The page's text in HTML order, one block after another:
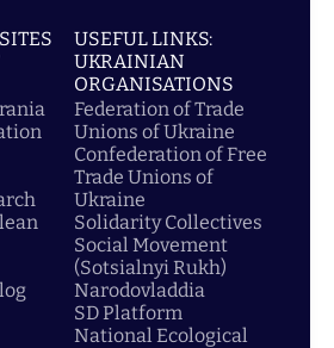
USEFUL LINKS:
UKRAINIAN
ORGANISATIONS
Federation of Trade
Unions of Ukraine
Confederation of Free
Trade Unions of
Ukraine
Solidarity Collectives
Social Movement
(Sotsialnyi Rukh)
Narodovladdia
SD Platform
National Ecological